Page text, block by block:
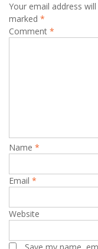
Your email address
marked *
Comment *
Name *
Email *
Website